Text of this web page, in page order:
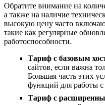
Обратите внимание на
а также на наличие
высокую цену часто
такие как регулярные
работоспособности.
Тариф с базовым
сайтов, если важна
Большая часть этих
функций для работы
Тариф с